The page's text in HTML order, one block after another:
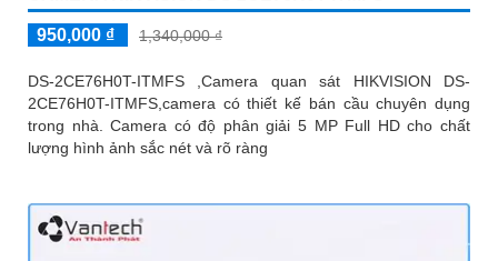
950,000 ₫ 1,340,000 ₫
DS-2CE76H0T-ITMFS ,Camera quan sát HIKVISION DS-
2CE76H0T-ITMFS,camera có thiết kế bán cầu chuyên dụng
trong nhà. Camera có độ phân giải 5 MP Full HD cho chất
lượng hình ảnh sắc nét và rõ ràng